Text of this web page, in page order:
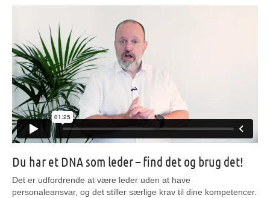
Du har et DNA som leder – find det og brug det!
Det er udfordrende at være leder uden at have
personaleansvar, og det stiller særlige krav til dine kompetencer.